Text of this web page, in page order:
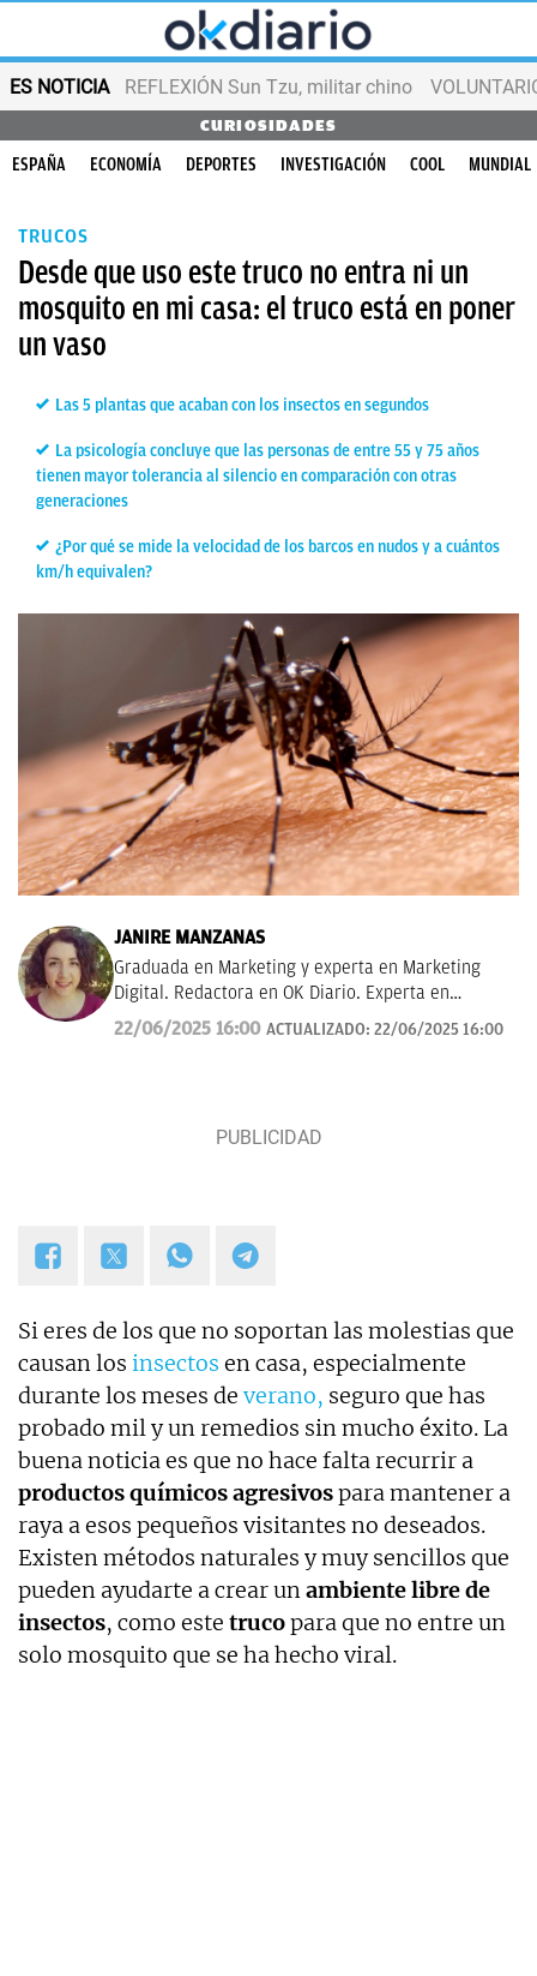
ES NOTICIA REFLEXIÓN Sun Tzu, militar chino
CURIOSIDADES
ESPAÑA ECONOMÍA DEPORTES INVESTIGACIÓN COOL MUNDIAL
TRUCOS
Desde que uso este truco no entra ni un
mosquito en mi casa: el truco está en poner
un vaso
Las 5 plantas que acaban con los insectos en segundos
La psicología concluye que las personas de entre 55 y 75 años
tienen mayor tolerancia al silencio en comparación con otras
generaciones
¿Por qué se mide la velocidad de los barcos en nudos y a cuántos
km/h equivalen?
JANIRE MANZANAS
Graduada en Marketing y experta en Marketing
Digital. Redactora en OK Diario. Experta en
curiosidades, mascotas, consumo y Lotería de
Navidad.
22/06/2025 16:00 ACTUALIZADO: 22/06/2025 16:00
Si eres de los que no soportan las molestias que
causan los insectos en casa, especialmente
durante los meses de verano, seguro que has
probado mil y un remedios sin mucho éxito. La
buena noticia es que no hace falta recurrir a
productos químicos agresivospara mantener a
raya a esos pequeños visitantes no deseados.
Existen métodos naturales y muy sencillos que
pueden ayudarte a crear unambiente libre de
insectos, como este trucopara que no entre un
solo mosquito que se ha hecho viral.